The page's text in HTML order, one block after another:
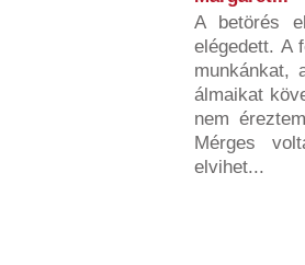
A betörés
elégedett. A
munkánkat,
álmaikat
nem
Mérges
elvihet...